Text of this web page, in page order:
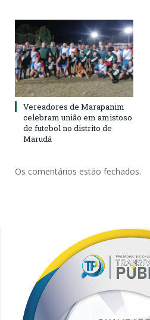
Vereadores de Marapanim
celebram união em amistoso
de futebol no distrito de
Marudá
Os comentários estão fechados.